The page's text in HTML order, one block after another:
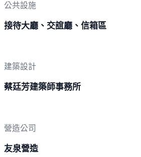
公共設施
接待大廳、交誼廳、信箱區
建築設計
蔡廷芳建築師事務所
營造公司
友泉營造